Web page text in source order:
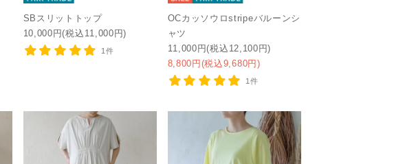
SBスリットトップ
10,000円(税込11,000円)
1件
OCカッソウロstripeバルーンシ
ャツ
11,000円(税込12,100円)
8,800円(税込9,680円)
1件